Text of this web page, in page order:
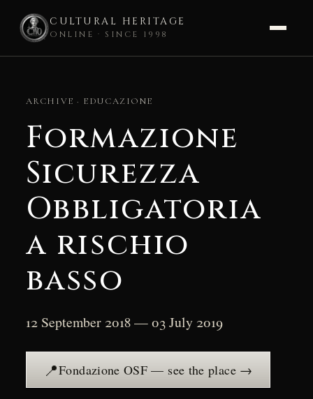
CULTURAL HERITAGE
ONLINE · SINCE 1998
contentARCHIVE · EDUCAZIONE
Formazione
Sicurezza
Obbligatoria
a rischio
basso
12 September 2018 — 03 July 2019
📍Fondazione OSF — see the place →